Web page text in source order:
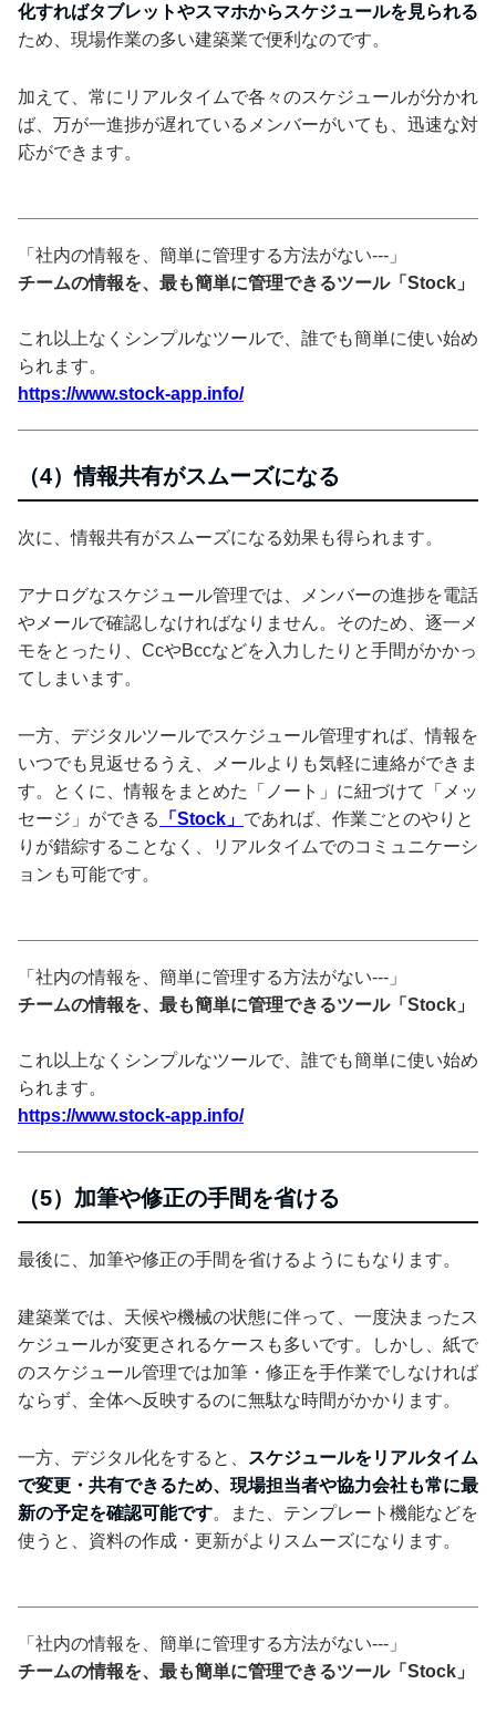
化すればタブレットやスマホからスケジュールを見られる
ため、現場作業の多い建築業で便利なのです。
加えて、常にリアルタイムで各々のスケジュールが分かれ
ば、万が一進捗が遅れているメンバーがいても、迅速な対
応ができます。
「社内の情報を、簡単に管理する方法がない---」
チームの情報を、最も簡単に管理できるツール「Stock」
これ以上なくシンプルなツールで、誰でも簡単に使い始め
られます。
https://www.stock-app.info/
（4）情報共有がスムーズになる
次に、情報共有がスムーズになる効果も得られます。
アナログなスケジュール管理では、メンバーの進捗を電話
やメールで確認しなければなりません。そのため、逐一メ
モをとったり、CcやBccなどを入力したりと手間がかかっ
てしまいます。
一方、デジタルツールでスケジュール管理すれば、情報を
いつでも見返せるうえ、メールよりも気軽に連絡ができま
す。とくに、情報をまとめた「ノート」に紐づけて「メッ
セージ」ができる
「Stock」 であれば、作業ごとのやりと
りが錯綜することなく、リアルタイムでのコミュニケーシ
ョンも可能です。
「社内の情報を、簡単に管理する方法がない---」
チームの情報を、最も簡単に管理できるツール「Stock」
これ以上なくシンプルなツールで、誰でも簡単に使い始め
られます。
https://www.stock-app.info/
（5）加筆や修正の手間を省ける
最後に、加筆や修正の手間を省けるようにもなります。
建築業では、天候や機械の状態に伴って、一度決まったス
ケジュールが変更されるケースも多いです。しかし、紙で
のスケジュール管理では加筆・修正を手作業でしなければ
ならず、全体へ反映するのに無駄な時間がかかります。
一方、デジタル化をすると、
スケジュールをリアルタイム
で変更・共有できるため、現場担当者や協力会社も常に最
新の予定を確認可能です。また、テンプレート機能などを
使うと、資料の作成・更新がよりスムーズになります。
「社内の情報を、簡単に管理する方法がない---」
チームの情報を、最も簡単に管理できるツール「Stock」